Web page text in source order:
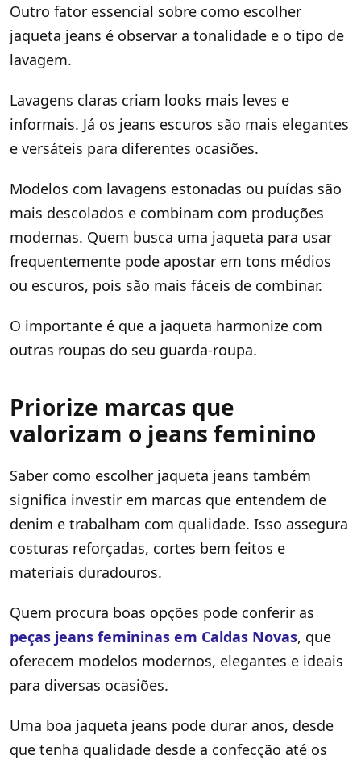
Outro fator essencial sobre como escolher
jaqueta jeans é observar a tonalidade e o tipo de
lavagem.
Lavagens claras criam looks mais leves e
informais. Já os jeans escuros são mais elegantes
e versáteis para diferentes ocasiões.
Modelos com lavagens estonadas ou puídas são
mais descolados e combinam com produções
modernas. Quem busca uma jaqueta para usar
frequentemente pode apostar em tons médios
ou escuros, pois são mais fáceis de combinar.
O importante é que a jaqueta harmonize com
outras roupas do seu guarda-roupa.
Priorize marcas que
valorizam o jeans feminino
Saber como escolher jaqueta jeans também
significa investir em marcas que entendem de
denim e trabalham com qualidade. Isso assegura
costuras reforçadas, cortes bem feitos e
materiais duradouros.
Quem procura boas opções pode conferir as
peças jeans femininas em Caldas Novas, que
oferecem modelos modernos, elegantes e ideais
para diversas ocasiões.
Uma boa jaqueta jeans pode durar anos, desde
que tenha qualidade desde a confecção até os